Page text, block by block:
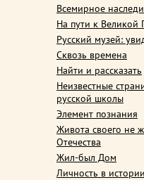
Всемирное
На пути к Великой
Русский музей:
Сквозь времена
Найти и рассказать
Неизвестные
русской школы
Элемент познания
Живота своего не
Отечества
Жил-был Дом
Личность в истории